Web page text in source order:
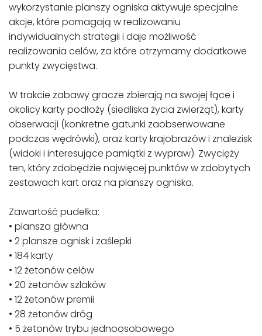
wykorzystanie planszy ogniska aktywuje specjalne
akcje, które pomagają w realizowaniu
indywidualnych strategii i daje możliwość
realizowania celów, za które otrzymamy dodatkowe
punkty zwycięstwa.
W trakcie zabawy gracze zbierają na swojej łące i
okolicy karty podłoży (siedliska życia zwierząt), karty
obserwacji (konkretne gatunki zaobserwowane
podczas wędrówki), oraz karty krajobrazów i znalezisk
(widoki i interesujące pamiątki z wypraw). Zwycięży
ten, który zdobędzie najwięcej punktów w zdobytych
zestawach kart oraz na planszy ogniska.
Zawartość pudełka:
• plansza główna
• 2 plansze ognisk i zaślepki
• 184 karty
• 12 żetonów celów
• 20 żetonów szlaków
• 12 żetonów premii
• 28 żetonów dróg
• 5 żetonów trybu jednoosobowego